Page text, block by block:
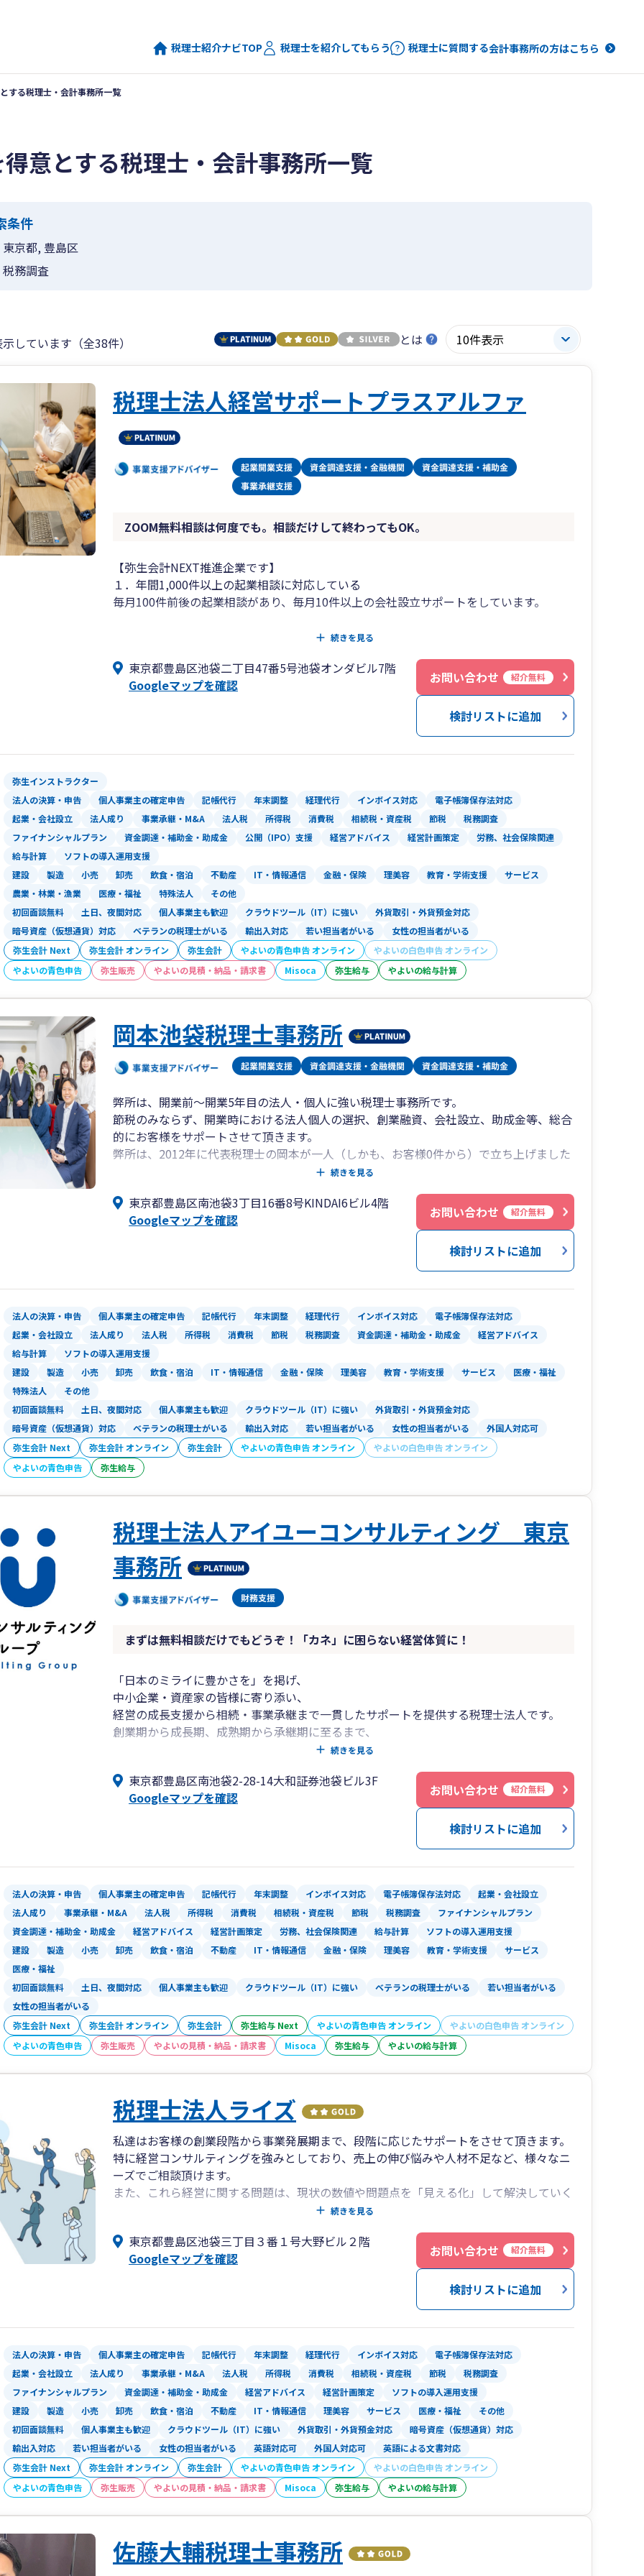
税理士紹介ナビTOP 税理士を紹介してもらう 税理士に質問する会計事務所の方はこちら
する税理士・会計事務所一覧
意とする税理士・会計事務所一覧
条件
東京都, 豊島区
税務調査
しています（全38件） とは
税理士法人経営サポートプラスアルファ
ZOOM無料相談は何度でも。相談だけして終わってもOK。
【弥生会計NEXT推進企業です】
１．年間1,000件以上の起業相談に対応している
毎月100件前後の起業相談があり、毎月10件以上の会社設立サポートをしています。
相談の内容としては「会社設立すべきか相談したい」ということや「会社設立の手続きを
法人化したい」「とにかく社長になりたい。しかし事業内容は決まってない」など相談の
内容は様々です。
毎月多くのお客様からお問合せを頂きますが、全国対応できているのはお問合せ時に
LINE（ライン）やオンライン面談としてZOOM（ズーム）やGoogle Meet（グーグルミー
オンライン面談では私どもの顔を見えるようにして、画面共有するなどしながら臨場感あ
る形でサポートしております。
お客様から「直接会ったことはないけど、本当にパートナーのようです。」とおっしゃっ
て頂けたことが本当に嬉しく、いつでも気軽に相談できる存在であると決めてお客様に関
わっております。
3.税理士法人経営サポート「プラスアルファ」
起業したばかりのスタートアップの方の税務や会計だけではなく、下記のこともサポート
可能です。
・税務会計の顧問
・資金繰り顧問（将来の現預金残高を把握して定期的に重要な経営判断する役目を担いま
す）
・補助金サポート
・内装工事ローンを活用した資金調達（税理士法人でこの仕組みを持っているのは恐らく
当社が唯一であると自負しております。）
想いとしては経営者様の力になりたい。そんな想いから
サポートメニューが出来上がりました。
❚無料相談について
当社の無料相談は約2時間ほどお取りすることができます。
無料相談時に大切にしていることは
・無料相談したからといって、当社へ依頼しなくても全く構いません。というスタンス
・追いかけ営業一切しない。
ということです。
お気軽にご連絡いただければ幸いです。
続きを見る
東京都豊島区池袋二丁目47番5号池袋オンダビル7階
Googleマップを確認
お問い合わせ 紹介無料
検討リストに追加
弥生インストラクター
法人の決算・申告
個人事業主の確定申告 記帳代行 年末調整 経理代行 インボイス対応
電子帳簿保存法対応
起業・会社設立
法人成り 事業承継・M&A 法人税 所得税 消費税 相続税・資産税 節税
税務調査
ファイナンシャルプラン
資金調達・補助金・助成金 公開（IPO）支援 経営アドバイス 経営計画策定
労務、社会保険関連
給与計算
ソフトの導入運用支援
建設
製造 小売 卸売 飲食・宿泊 不動産 IT・情報通信 金融・保険 理美容 教育・学術支援
サービス
農業・林業・漁業
医療・福祉 特殊法人
その他
初回面談無料
土日、夜間対応 個人事業主も歓迎 クラウドツール（IT）に強い
外貨取引・外貨預金対応
暗号資産（仮想通貨）対応
ベテランの税理士がいる 輸出入対応 若い担当者がいる
女性の担当者がいる
弥生会計 Next
弥生会計 オンライン 弥生会計 やよいの青色申告 オンライン
やよいの白色申告 オンライン
やよいの青色申告
弥生販売 やよいの見積・納品・請求書 Misoca 弥生給与 やよいの給与計算
岡本池袋税理士事務所
弊所は、開業前～開業5年目の法人・個人に強い税理士事務所です。
節税のみならず、開業時における法人個人の選択、創業融資、会社設立、助成金等、総合
的にお客様をサポートさせて頂きます。
弊所は、2012年に代表税理士の岡本が一人（しかも、お客様0件から）で立ち上げました
が、お蔭様で豊島区・池袋地区のお客様を中心に沢山のご支持を頂戴し、2025年時点で
今後も、お客様のお役にたてるよう努力いたします。どうぞ、お気軽にご相談下さい。
続きを見る
東京都豊島区南池袋3丁目16番8号KINDAI6ビル4階
Googleマップを確認
お問い合わせ 紹介無料
検討リストに追加
法人の決算・申告 個人事業主の確定申告 記帳代行 年末調整 経理代行 インボイス対応
電子帳簿保存法対応
起業・会社設立
法人成り 法人税 所得税 消費税 節税 税務調査 資金調達・補助金・助成金
経営アドバイス
給与計算
ソフトの導入運用支援
建設
製造 小売 卸売 飲食・宿泊 IT・情報通信 金融・保険 理美容 教育・学術支援 サービス
医療・福祉
特殊法人
その他
初回面談無料
土日、夜間対応 個人事業主も歓迎 クラウドツール（IT）に強い
外貨取引・外貨預金対応
暗号資産（仮想通貨）対応
ベテランの税理士がいる 輸出入対応 若い担当者がいる 女性の担当者がいる
外国人対応可
弥生会計 Next
弥生会計 オンライン 弥生会計 やよいの青色申告 オンライン
やよいの白色申告 オンライン
やよいの青色申告
弥生給与
税理士法人アイユーコンサルティング 東京
事務所
まずは無料相談だけでもどうぞ！「カネ」に困らない経営体質に！
「日本のミライに豊かさを」を掲げ、
中小企業・資産家の皆様に寄り添い、
経営の成長支援から相続・事業承継まで一貫したサポートを提供する税理士法人です。
創業期から成長期、成熟期から承継期に至るまで、
各フェーズに応じた税務・財務の最適解をご提案。
■私たちが選ばれる理由
企業のライフサイクルに応じて必要となる税務・財務体制は変化します。
私たちは各段階で求められる支援を見極め、柔軟に対応します。
コストを抑えつつ、中長期的な視点での体制構築
➥無理なコスト負担を強いるのではなく、中小企業が持続的に発展できるよう、
税務・財務の基盤整備を効率的に進めます。
クラウド会計導入から決算までの一貫対応
記帳代行・税務相談・決算申告までシームレスにサポート。
会計・税務の“見える化”を実現します。
相続・事業承継の専門チームとの連携による出口戦略対応
出口戦略から次世代への承継までを見据えた支援体制を構築しています。
■このような方におすすめです
・中小企業の経営者様で、決算書を“融資に強い”状態にしたい
・創業間もない、または成長段階の法人で、会計・税務の整備から始めたい
・将来的に事業承継や相続を見据えて、税務・財務の準備を進めたい
・生きた事業計画とともに、圧倒的スピードで成長したい
■【全国14拠点】※オンラインの場合は全国対応
東京都（池袋）／神奈川県（横浜）／山梨県（甲府）／大阪府／
■専門著書やセミナー講演等多数
金融機関をはじめ、各業界で相続や事業承継に関するセミナー講演実績も多数ございま
す。
また、著書はAmazon税法部門で1位を獲得する等、高い専門性を誇ります。
続きを見る
東京都豊島区南池袋2-28-14大和証券池袋ビル3F
Googleマップを確認
お問い合わせ 紹介無料
検討リストに追加
法人の決算・申告 個人事業主の確定申告 記帳代行 年末調整 インボイス対応 電子帳簿保存法対応
起業・会社設立
法人成り
事業承継・M&A 法人税 所得税 消費税 相続税・資産税 節税 税務調査
ファイナンシャルプラン
資金調達・補助金・助成金
経営アドバイス 経営計画策定 労務、社会保険関連 給与計算
ソフトの導入運用支援
建設
製造 小売 卸売 飲食・宿泊 不動産 IT・情報通信 金融・保険 理美容 教育・学術支援
サービス
医療・福祉
初回面談無料
土日、夜間対応 個人事業主も歓迎 クラウドツール（IT）に強い ベテランの税理士がいる
若い担当者がいる
女性の担当者がいる
弥生会計 Next
弥生会計 オンライン 弥生会計 弥生給与 Next やよいの青色申告 オンライン
やよいの白色申告 オンライン
やよいの青色申告
弥生販売 やよいの見積・納品・請求書 Misoca 弥生給与 やよいの給与計算
税理士法人ライズ
私達はお客様の創業段階から事業発展期まで、段階に応じたサポートをさせて頂きます。
特に経営コンサルティングを強みとしており、売上の伸び悩みや人材不足など、様々なニ
ーズでご相談頂けます。
また、これら経営に関する問題は、現状の数値や問題点を「見える化」して解決していく
ことが不可欠です。弥生会計やMisoca、スマート証憑管理などのシステムをフル活用して
認、改善までを一貫してサポートすることが可能です。社外CFOの位置づけでお客様の事
業発展を支えるのが私達の使命と考えています。DX化のためのクラウド活用という点で
は、「弥生会計オンライン」について弥生様、公認会計士ナビ様から取材も受けておりま
今話題のインボイスや電子帳簿保存法の対応も、わかりやすく丁寧にご説明させて頂きま
す。これらは特にScansnapなどのスキャナー整備が必要不可欠です。便利なスキャナーの
活用法などご紹介します。Office365やSharePointを活用したアクセス権の制限を行うフ
ァイル管理など、簡単にできるクラウドの徹底活用法を研究しています。Zoom等のオン
ライン面談を積極的に取り入れ、相談はChatworkやLineでスピーディーに対応致しま
す。
創業期のお客様だけでなく、事業承継やM＆Aなども得意分野ですので、顧問税理士だと
不安があるといった場合にスポットで対応させて頂きます。
続きを見る
東京都豊島区池袋三丁目３番１号大野ビル２階
Googleマップを確認
お問い合わせ 紹介無料
検討リストに追加
法人の決算・申告 個人事業主の確定申告 記帳代行 年末調整 経理代行 インボイス対応
電子帳簿保存法対応
起業・会社設立
法人成り 事業承継・M&A 法人税 所得税 消費税 相続税・資産税 節税
税務調査
ファイナンシャルプラン
資金調達・補助金・助成金 経営アドバイス 経営計画策定
ソフトの導入運用支援
建設
製造 小売 卸売 飲食・宿泊 不動産 IT・情報通信 理美容 サービス 医療・福祉
その他
初回面談無料
個人事業主も歓迎 クラウドツール（IT）に強い 外貨取引・外貨預金対応
暗号資産（仮想通貨）対応
輸出入対応
若い担当者がいる 女性の担当者がいる 英語対応可 外国人対応可
英語による文書対応
弥生会計 Next
弥生会計 オンライン 弥生会計 やよいの青色申告 オンライン
やよいの白色申告 オンライン
やよいの青色申告
弥生販売 やよいの見積・納品・請求書 Misoca 弥生給与 やよいの給与計算
佐藤大輔税理士事務所